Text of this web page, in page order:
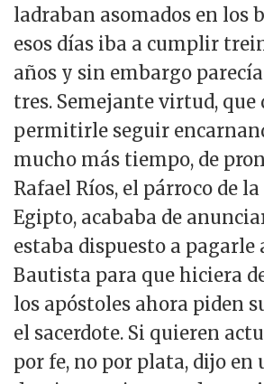
ladraban asomados en los
esos días iba a cumplir
años y sin embargo
tres. Semejante virtud, que
permitirle seguir
mucho más tiempo, de
Rafael Ríos, el párroco de
Egipto, acababa de
estaba dispuesto a pagarle
Bautista para que hiciera
los apóstoles ahora piden
el sacerdote. Si quieren
por fe, no por plata, dijo en